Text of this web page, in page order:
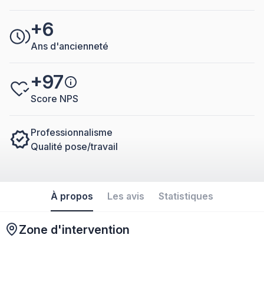
+6
Ans d'ancienneté
+97
Score NPS
Professionnalisme
Qualité pose/travail
À propos Les avis Statistiques
Zone d'intervention